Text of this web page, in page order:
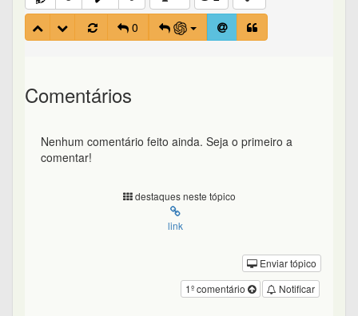
0
Comentários
Nenhum comentário feito ainda. Seja o primeiro a
comentar!
destaques neste tópico
link
Enviar tópico
Notificar
1º comentário